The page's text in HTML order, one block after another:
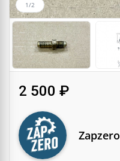
1/2
2 500 ₽
Zapzero